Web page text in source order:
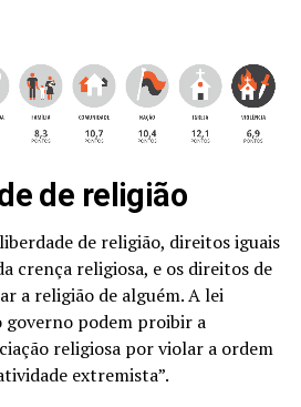
de religião
de religião, direitos iguais
crença religiosa, e os direitos de
a religião de alguém. A lei
governo podem proibir a
religiosa por violar a ordem
extremista”.